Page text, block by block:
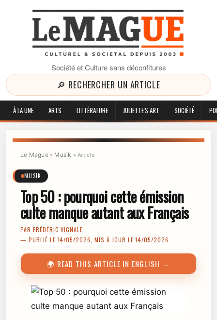
Société et Culture sans déconfitures
🔎 RECHERCHER UN ARTICLE
À LA UNE ARTS LITTÉRATURE JULIETTE'S ART SOCIÉTÉ
Le Mague» Musik »Article
MUSIK
Top 50 : pourquoi cette émission
culte manque autant aux Français
PAR FRÉDÉRIC VIGNALE
— PUBLIÉ LE 14/05/2026, MIS À JOUR LE 14/05/2026
🌍 READ THIS ARTICLE IN ENGLISH →